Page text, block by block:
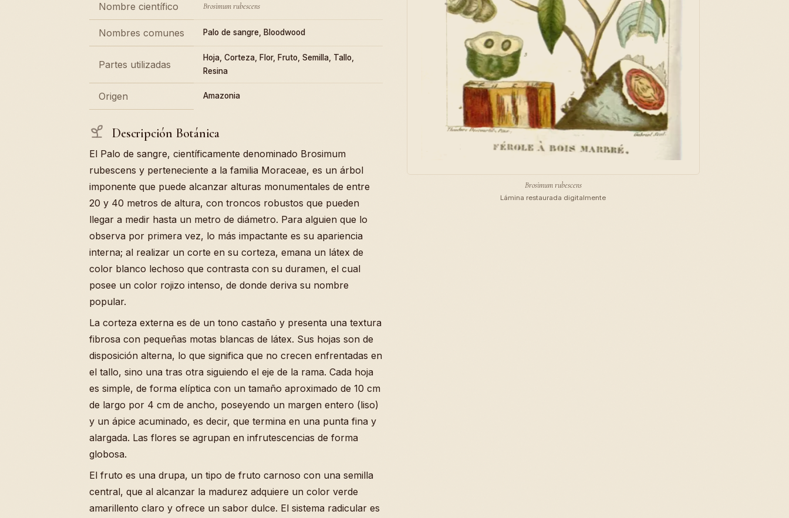
Nombre científico Brosimum rubescens
Nombres comunes Palo de sangre, Bloodwood
Partes utilizadas
Hoja, Corteza, Flor, Fruto, Semilla, Tallo,
Resina
Origen Amazonia
Descripción Botánica
El Palo de sangre, científicamente denominado Brosimum
rubescens y perteneciente a la familia Moraceae, es un árbol
imponente que puede alcanzar alturas monumentales de entre
20 y 40 metros de altura, con troncos robustos que pueden
llegar a medir hasta un metro de diámetro. Para alguien que lo
observa por primera vez, lo más impactante es su apariencia
interna; al realizar un corte en su corteza, emana un látex de
color blanco lechoso que contrasta con su duramen, el cual
posee un color rojizo intenso, de donde deriva su nombre
popular.
La corteza externa es de un tono castaño y presenta una textura
fibrosa con pequeñas motas blancas de látex. Sus hojas son de
disposición alterna, lo que significa que no crecen enfrentadas en
el tallo, sino una tras otra siguiendo el eje de la rama. Cada hoja
es simple, de forma elíptica con un tamaño aproximado de 10 cm
de largo por 4 cm de ancho, poseyendo un margen entero (liso)
y un ápice acuminado, es decir, que termina en una punta fina y
alargada. Las flores se agrupan en infrutescencias de forma
globosa.
El fruto es una drupa, un tipo de fruto carnoso con una semilla
central, que al alcanzar la madurez adquiere un color verde
amarillento claro y ofrece un sabor dulce. El sistema radicular es
Brosimum rubescens
Lámina restaurada digitalmente